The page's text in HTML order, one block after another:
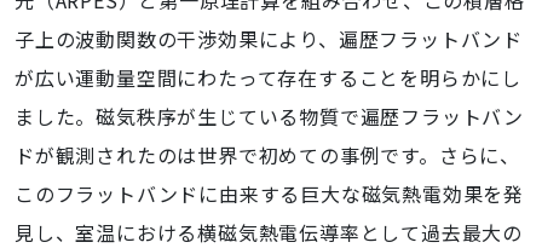
子上の波動関数の干渉効果により、遍歴フラットバンド
が広い運動量空間にわたって存在することを明らかにし
ました。磁気秩序が生じている物質で遍歴フラットバン
ドが観測されたのは世界で初めての事例です。さらに、
このフラットバンドに由来する巨大な磁気熱電効果を発
見し、室温における横磁気熱電伝導率として過去最大の